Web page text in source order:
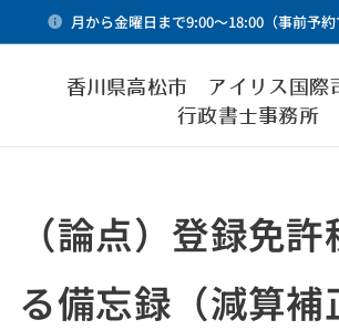
月から金曜日まで9:00～18:00（事前予約
香川県高松市 アイリス国際
行政書士事務所
（論点）登録免
る備忘録（減算補